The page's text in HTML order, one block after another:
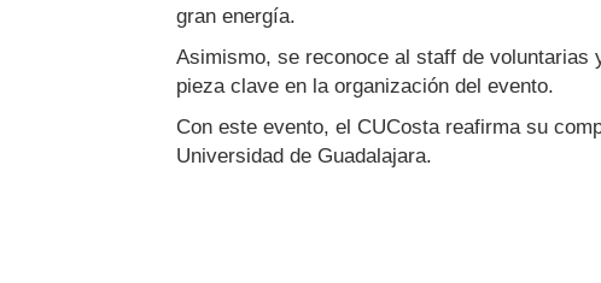
gran energía.
Asimismo, se reconoce al staff de
pieza clave en la organización del evento.
Con este evento, el CUCosta reafirma su
Universidad de Guadalajara.